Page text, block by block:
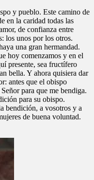
y pueblo. Este camino de
en la caridad todas las
de confianza entre
los unos por los otros.
una gran hermandad.
hoy comenzamos y en el
presente, sea fructífero
bella. Y ahora quisiera dar
antes que el obispo
para que me bendiga.
para su obispo.
bendición, a vosotros y a
de buena voluntad.